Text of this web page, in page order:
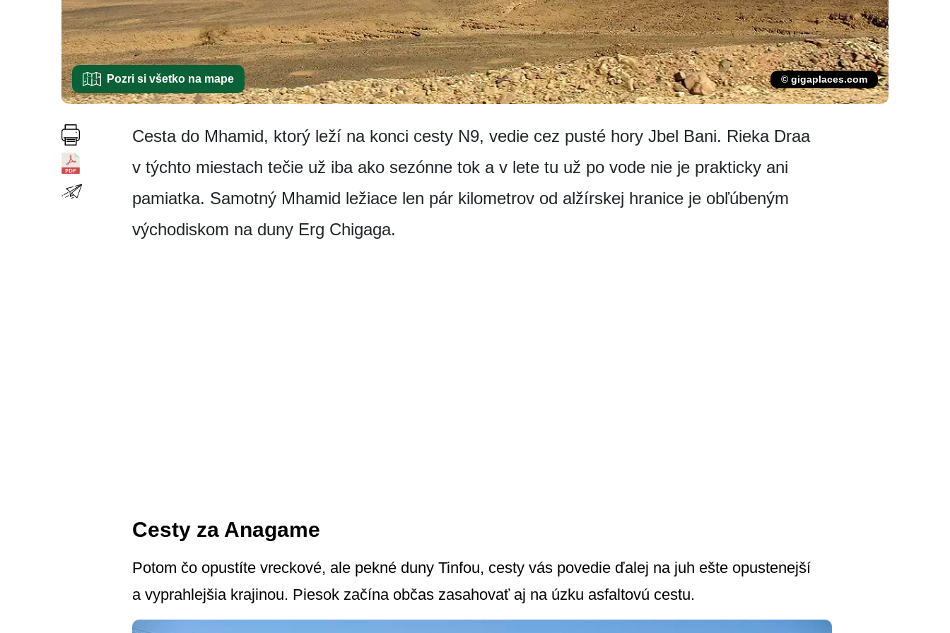
Pozri si všetko na mape © gigaplaces.com
Cesta do Mhamid, ktorý leží na konci cesty N9, vedie cez pusté hory Jbel Bani. Rieka Draa
v týchto miestach tečie už iba ako sezónne tok a v lete tu už po vode nie je prakticky ani
pamiatka. Samotný Mhamid ležiace len pár kilometrov od alžírskej hranice je obľúbeným
východiskom na duny Erg Chigaga.
Cesty za Anagame
Potom čo opustíte vreckové, ale pekné duny Tinfou, cesty vás povedie ďalej na juh ešte opustenejší
a vyprahlejšia krajinou. Piesok začína občas zasahovať aj na úzku asfaltovú cestu.